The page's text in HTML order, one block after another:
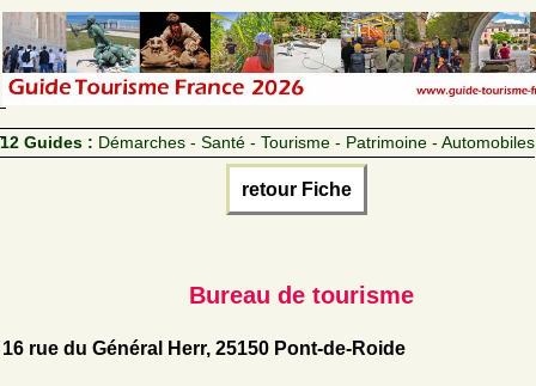
12 Guides : Démarches - Santé - Tourisme - Patrimoine - Automobiles
retour Fiche
Bureau de tourisme
16 rue du Général Herr, 25150 Pont-de-Roide